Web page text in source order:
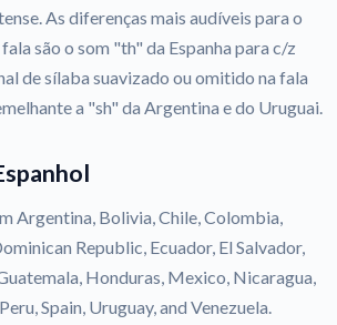
As diferenças mais audíveis para o
são o som "th" da Espanha para c/z
de sílaba suavizado ou omitido na fala
a "sh" da Argentina e do Uruguai.
Argentina, Bolivia, Chile, Colombia,
Republic, Ecuador, El Salvador,
Honduras, Mexico, Nicaragua,
Spain, Uruguay, and Venezuela.